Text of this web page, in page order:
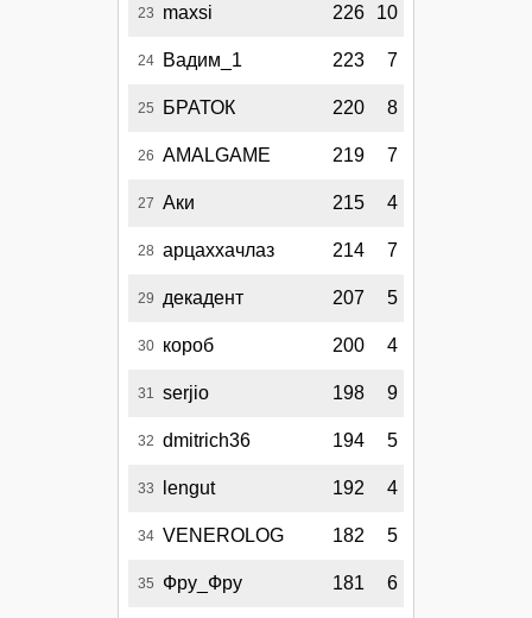
23 maxsi 226 10
24 Вадим_1 223 7
25 БРАТОК 220 8
26 AMALGAME 219 7
27 Аки 215 4
28 арцаххачлаз 214 7
29 декадент 207 5
30 короб 200 4
31 serjio 198 9
32 dmitrich36 194 5
33 lengut 192 4
34 VENEROLOG 182 5
35 Фру_Фру 181 6